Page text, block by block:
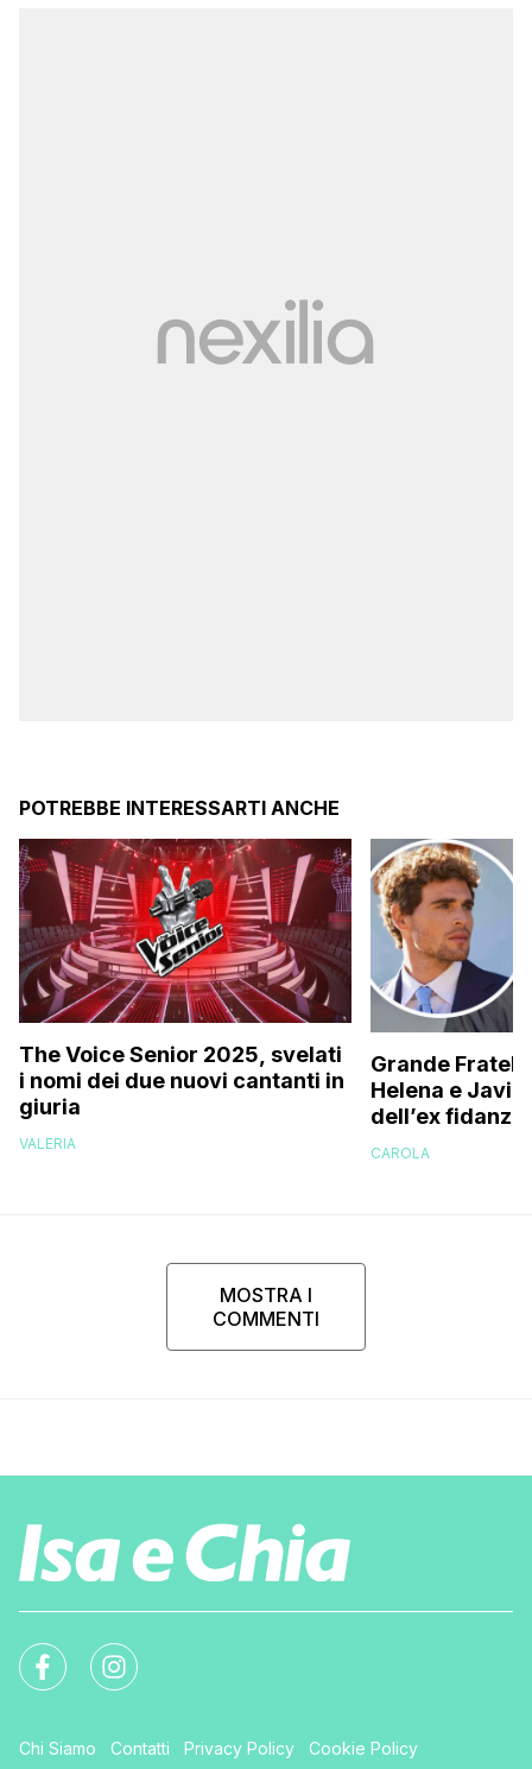
POTREBBE INTERESSARTI ANCHE
The Voice Senior 2025, svelati
i nomi dei due nuovi cantanti in
giuria
VALERIA
Grande
Helena e
dell’ex
sta
CAROLA
MOSTRA I
COMMENTI
Chi Siamo Contatti Privacy Policy
Cookie Policy